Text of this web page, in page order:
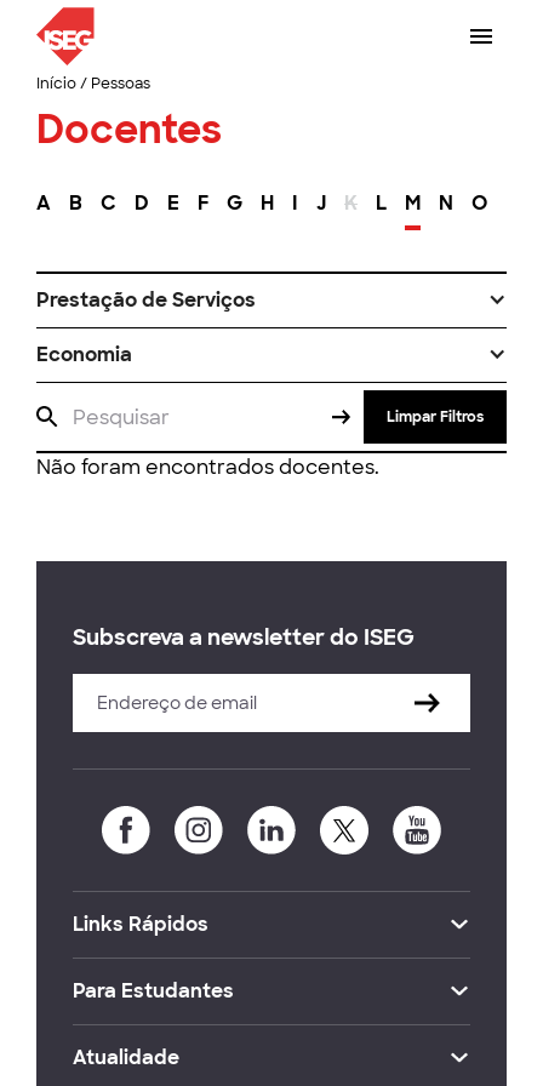
Início/ Pessoas
Docentes
A B C D E F G H I J K L M N O
Prestação de Serviços
Economia
Limpar Filtros
Não foram encontrados docentes.
Subscreva a newsletter do ISEG
Links Rápidos
Para Estudantes
Atualidade